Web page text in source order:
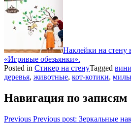
Наклейки на стену
«Игривые обезьянки».
Posted in Стикер на стенуTagged
деревья, животные, кот-котики,
Навигация по записям
Previous Previous post: Зеркальные